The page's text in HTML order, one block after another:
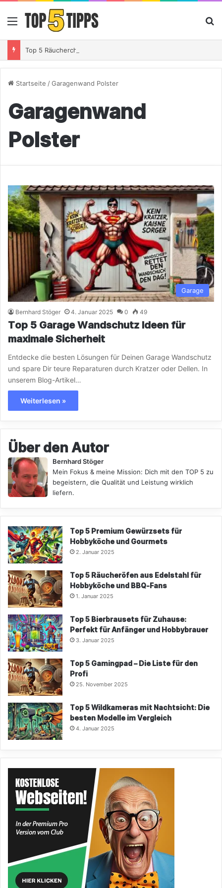
Menü
Startseite /Garagenwand Polster
Garagenwand
Polster
Garage
Bernhard Stöger 4. Januar 2025 0 49
Top 5 Garage Wandschutz Ideen für
maximale Sicherheit
Entdecke die besten Lösungen für Deinen Garage Wandschutz
und spare Dir teure Reparaturen durch Kratzer oder Dellen. In
unserem Blog-Artikel…
Weiterlesen »
Über den Autor
Bernhard Stöger
Mein Fokus & meine Mission: Dich mit den TOP 5 zu
begeistern, die Qualität und Leistung wirklich
liefern.
Top 5 Premium Gewürzsets für
Hobbyköche und Gourmets
2. Januar 2025
Top 5 Räucheröfen aus Edelstahl für
Hobbyköche und BBQ-Fans
1. Januar 2025
Top 5 Bierbrausets für Zuhause:
Perfekt für Anfänger und Hobbybrauer
3. Januar 2025
Top 5 Gamingpad – Die Liste für den
Profi
25. November 2025
Top 5 Wildkameras mit Nachtsicht: Die
besten Modelle im Vergleich
4. Januar 2025